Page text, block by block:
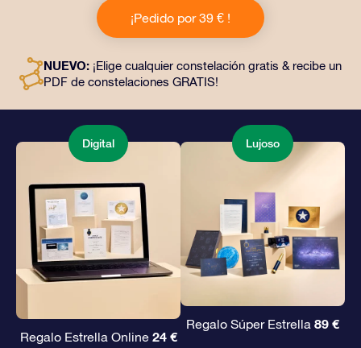
OSR! Este regalo incluye un bonito sobre y documentos
personalizados enviados a la dirección que elijas,
además de documentos digitales y el uso gratuito de
obsequiar un regalo eterno a amigos y seres queridos.
¡Pedido por 39 € !
NUEVO: ¡Elige cualquier constelación gratis & recibe un
PDF de constelaciones GRATIS!
Digital
Regalo Estrella Online 24 €
Lujoso
Regalo Súper Estrella 89 €